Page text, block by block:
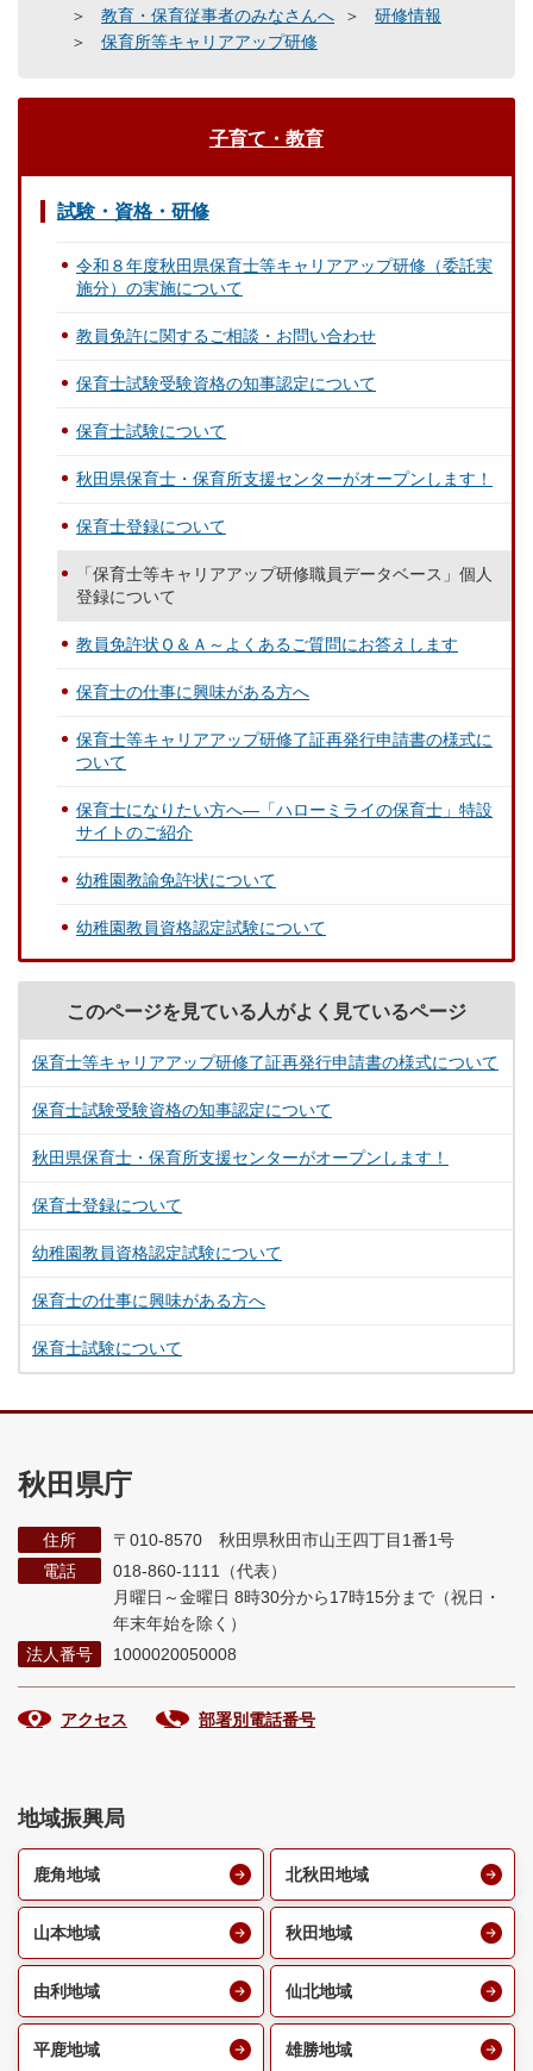
教育・保育従事者のみなさんへ
研修情報
保育所等キャリアアップ研修
子育て・教育
試験・資格・研修
令和８年度秋田県保育士等キャリアアップ研修（委託実
施分）の実施について
教員免許に関するご相談・お問い合わせ
保育士試験受験資格の知事認定について
保育士試験について
秋田県保育士・保育所支援センターがオープンします！
保育士登録について
「保育士等キャリアアップ研修職員データベース」個人
登録について
教員免許状Ｑ＆Ａ～よくあるご質問にお答えします
保育士の仕事に興味がある方へ
保育士等キャリアアップ研修了証再発行申請書の様式に
ついて
保育士になりたい方へ―「ハローミライの保育士」特設
サイトのご紹介
幼稚園教諭免許状について
幼稚園教員資格認定試験について
このページを見ている人がよく見ているページ
保育士等キャリアアップ研修了証再発行申請書の様式について
保育士試験受験資格の知事認定について
秋田県保育士・保育所支援センターがオープンします！
保育士登録について
幼稚園教員資格認定試験について
保育士の仕事に興味がある方へ
保育士試験について
秋田県庁
住所
〒010-8570 秋田県秋田市山王四丁目1番1号
電話
018-860-1111（代表）
月曜日～金曜日 8時30分から17時15分まで （祝日・
年末年始を除く）
法人番号
1000020050008
アクセス 部署別電話番号
地域振興局
鹿角地域 北秋田地域
山本地域 秋田地域
由利地域 仙北地域
平鹿地域 雄勝地域